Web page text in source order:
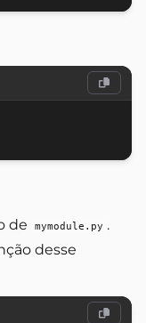
de mymodule.py .
desse